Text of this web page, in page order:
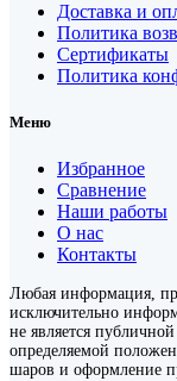
Доставка и
Политика
Сертификаты
Политика
Меню
Избранное
Сравнение
Наши работы
О нас
Контакты
Любая информация,
исключительно
не является
определяемой
шаров и оформление